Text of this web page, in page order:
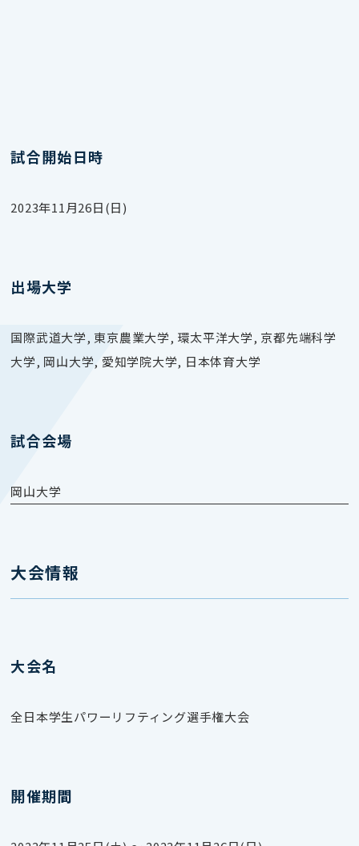
試合開始日時
2023年11月26日(日)
出場大学
国際武道大学, 東京農業大学, 環太平洋大学, 京都先端科学
大学, 岡山大学, 愛知学院大学, 日本体育大学
試合会場
岡山大学
大会情報
大会名
全日本学生パワーリフティング選手権大会
開催期間